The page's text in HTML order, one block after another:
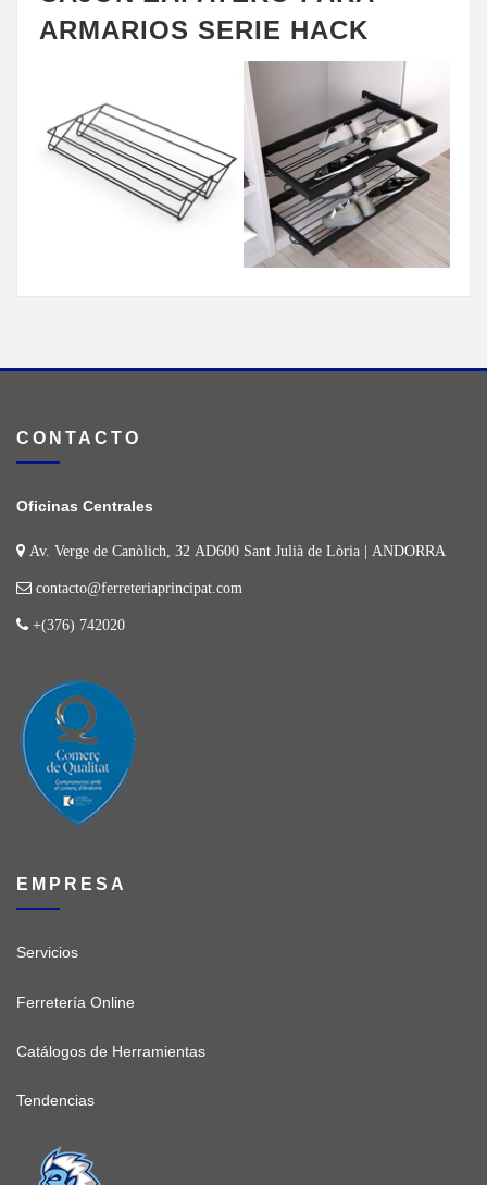
ARMARIOS SERIE HACK
CONTACTO
Oficinas Centrales
Av. Verge de Canòlich, 32 AD600 Sant Julià de Lòria | ANDORRA
contacto@ferreteriaprincipat.com
+(376) 742020
EMPRESA
Servicios
Ferretería Online
Catálogos de Herramientas
Tendencias